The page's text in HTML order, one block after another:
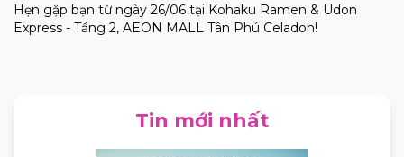
Hẹn gặp bạn từ ngày 26/06 tại Kohaku Ramen & Udon
Express - Tầng 2, AEON MALL Tân Phú Celadon!
Tin mới nhất